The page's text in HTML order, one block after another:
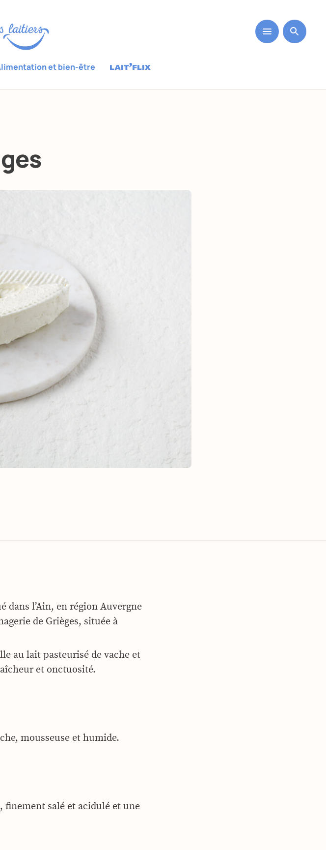
et bien-être
dans l’Ain, en région Auvergne
de Grièges, située à
au lait pasteurisé de vache et
et onctuosité.
mousseuse et humide.
finement salé et acidulé et une